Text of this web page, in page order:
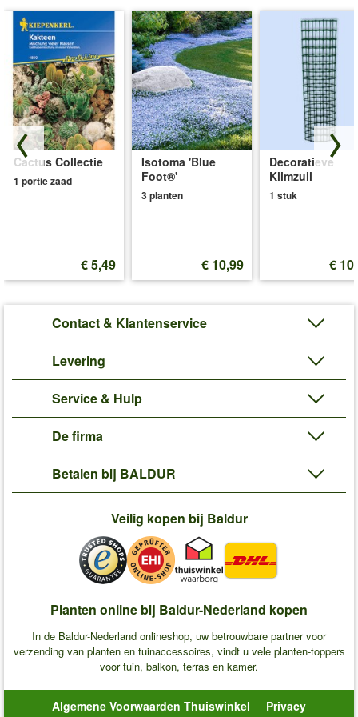
Cactus Collectie
1 portie zaad
€ 5,49
Isotoma 'Blue
Foot®'
3 planten
€ 10,99
Decoratieve
Klimzuil
1 stuk
€
Contact & Klantenservice
Levering
Service & Hulp
De firma
Betalen bij BALDUR
Veilig kopen bij Baldur
Planten online bij Baldur-Nederland kopen
In de Baldur-Nederland onlineshop, uw betrouwbare partner voor
verzending van planten en tuinaccessoires, vindt u vele planten-toppers
voor tuin, balkon, terras en kamer.
Algemene Voorwaarden Thuiswinkel Privacy